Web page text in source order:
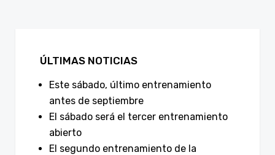
ÚLTIMAS NOTICIAS
Este sábado, último entrenamiento
antes de septiembre
El sábado será el tercer entrenamiento
abierto
El segundo entrenamiento de la